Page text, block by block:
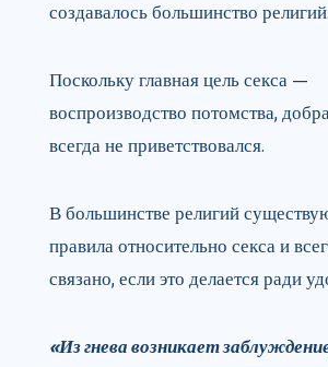
создавалось большинство религий.
Поскольку главная цель секса —
воспроизводство потомства,
всегда не приветствовался.
В большинстве религий
правила относительно секса и
связано, если это делается ради
«Из гнева возникает